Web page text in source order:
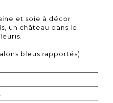
et soie à décor
un château dans le
bleus rapportés)